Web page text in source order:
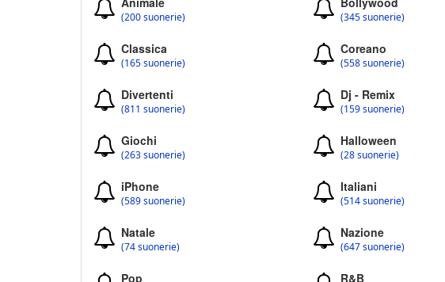
(200 suonerie) (345 suonerie)
Classica
(165 suonerie)
Coreano
(558 suonerie)
Divertenti
(811 suonerie)
Dj - Remix
(159 suonerie)
Giochi
(263 suonerie)
Halloween
(28 suonerie)
iPhone
(589 suonerie)
Italiani
(514 suonerie)
Natale
(74 suonerie)
Nazione
(647 suonerie)
Pop R&B